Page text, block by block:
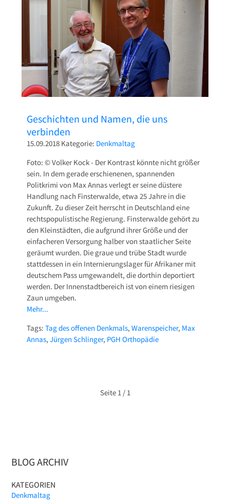
Pressetexte
Sponsoring
Archiv
Geschichten und Namen, die uns
verbinden
15.09.2018 Kategorie: Denkmaltag
Foto: © Volker Kock - Der Kontrast könnte nicht größer
sein. In dem gerade erschienenen, spannenden
Politkrimi von Max Annas verlegt er seine düstere
Handlung nach Finsterwalde, etwa 25 Jahre in die
Zukunft. Zu dieser Zeit herrscht in Deutschland eine
rechtspopulistische Regierung. Finsterwalde gehört zu
den Kleinstädten, die aufgrund ihrer Größe und der
einfacheren Versorgung halber von staatlicher Seite
geräumt wurden. Die graue und trübe Stadt wurde
stattdessen in ein Internierungslager für Afrikaner mit
deutschem Pass umgewandelt, die dorthin deportiert
werden. Der Innenstadtbereich ist von einem riesigen
Zaun umgeben.
Mehr...
Tags:Tag des offenen Denkmals,Warenspeicher, Max
Annas,Jürgen Schlinger, PGH Orthopädie
Seite1 / 1
BLOG ARCHIV
KATEGORIEN
Denkmaltag